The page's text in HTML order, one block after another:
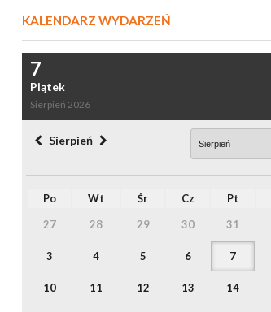
KALENDARZ WYDARZEŃ
7
Piątek
Sierpień 2026
Sierpień
Po Wt Śr Cz Pt
27
28 29 30 31
3 4 5 6 7
10 11 12 13 14